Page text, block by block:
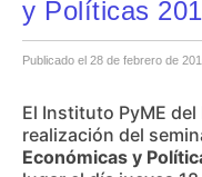
y Políticas
Publicado el 28 de febrero de
El Instituto PyME
realización del
Económicas y